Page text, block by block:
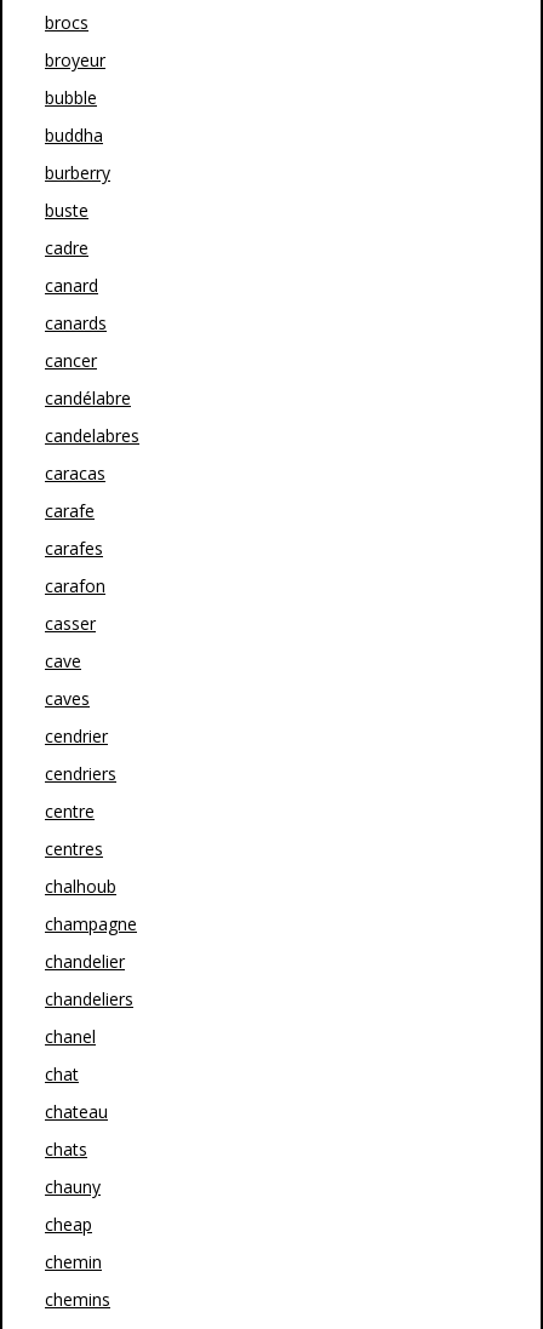
brocs
broyeur
bubble
buddha
burberry
buste
cadre
canard
canards
cancer
candélabre
candelabres
caracas
carafe
carafes
carafon
casser
cave
caves
cendrier
cendriers
centre
centres
chalhoub
champagne
chandelier
chandeliers
chanel
chat
chateau
chats
chauny
cheap
chemin
chemins